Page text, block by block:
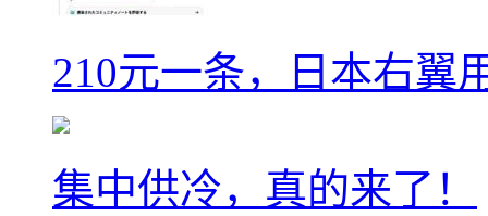
210元一条，日本右翼
集中供冷，真的来了！